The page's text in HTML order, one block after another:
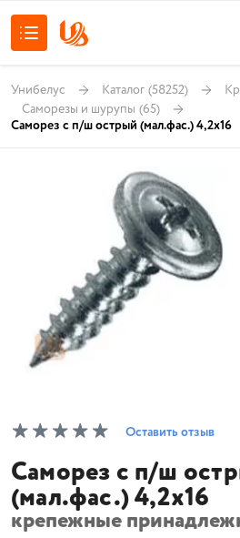
Унибелус Каталог (58252)
Саморезы и шурупы (65)
Саморез с п/ш острый (мал.фас.) 4,2х16
Оставить отзыв
Саморез с п/ш
(мал.фас.) 4,2х16
крепежные